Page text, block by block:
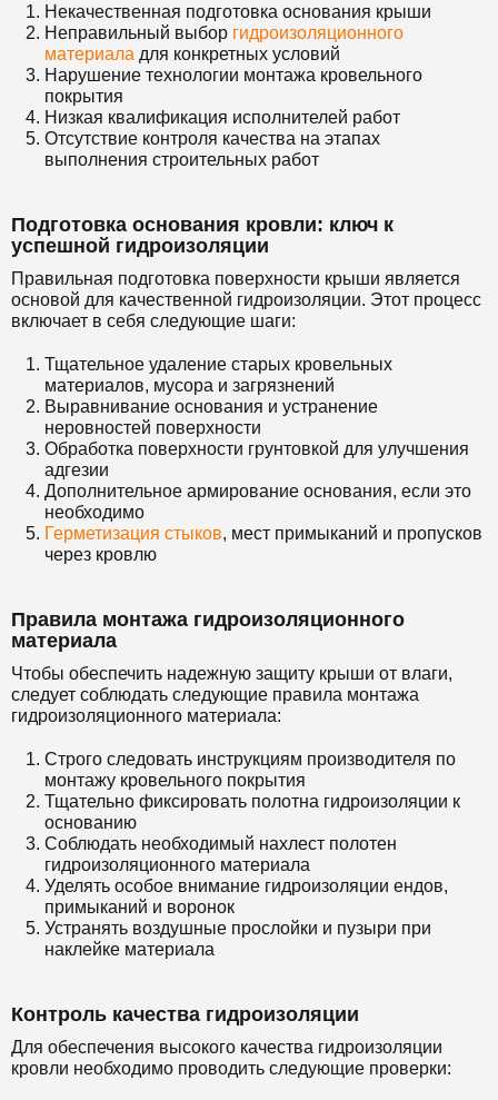
Некачественная подготовка основания крыши
Неправильный выбор гидроизоляционного
материала для конкретных условий
Нарушение технологии монтажа кровельного
покрытия
Низкая квалификация исполнителей работ
Отсутствие контроля качества на этапах
выполнения строительных работ
Подготовка основания кровли: ключ к
успешной гидроизоляции
Правильная подготовка поверхности крыши является
основой для качественной гидроизоляции. Этот процесс
включает в себя следующие шаги:
Тщательное удаление старых кровельных
материалов, мусора и загрязнений
Выравнивание основания и устранение
неровностей поверхности
Обработка поверхности грунтовкой для улучшения
адгезии
Дополнительное армирование основания, если это
необходимо
Герметизация стыков, мест примыканий и пропусков
через кровлю
Правила монтажа гидроизоляционного
материала
Чтобы обеспечить надежную защиту крыши от влаги,
следует соблюдать следующие правила монтажа
гидроизоляционного материала:
Строго следовать инструкциям производителя по
монтажу кровельного покрытия
Тщательно фиксировать полотна гидроизоляции к
основанию
Соблюдать необходимый нахлест полотен
гидроизоляционного материала
Уделять особое внимание гидроизоляции ендов,
примыканий и воронок
Устранять воздушные прослойки и пузыри при
наклейке материала
Контроль качества гидроизоляции
Для обеспечения высокого качества гидроизоляции
кровли необходимо проводить следующие проверки: